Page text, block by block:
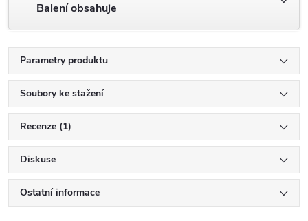
Balení obsahuje
Parametry produktu
Soubory ke stažení
Recenze (1)
Diskuse
Ostatní informace